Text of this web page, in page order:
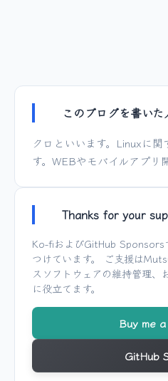
このブログを書いた
クロといいます。Linuxに
す。WEBやモバイルアプリ
Thanks for your
Ko-fiおよびGitHub Sponsors
つけています。 ご支援は
スソフトウェアの維持管理、
に役立てます。
Buy me
GitHub